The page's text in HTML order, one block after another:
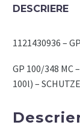
-
cu
220V
(Rezervor
-
DESCRIERE
1121430936 –
GP 100/348 MC
100l) –